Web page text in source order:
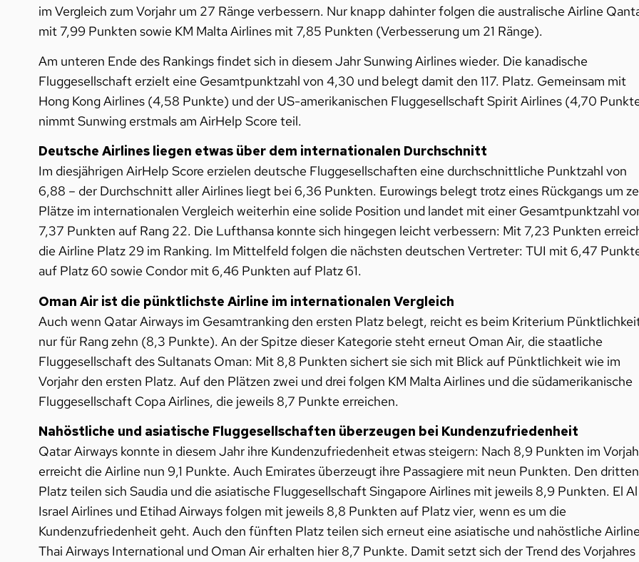
im Vergleich zum Vorjahr um 27 Ränge verbessern. Nur knapp dahinter folgen die australische Airline
mit 7,99 Punkten sowie KM Malta Airlines mit 7,85 Punkten (Verbesserung um 21 Ränge).
Am unteren Ende des Rankings findet sich in diesem Jahr Sunwing Airlines wieder. Die kanadische
Fluggesellschaft erzielt eine Gesamtpunktzahl von 4,30 und belegt damit den 117. Platz. Gemeinsam mit
Hong Kong Airlines (4,58 Punkte) und der US-amerikanischen Fluggesellschaft Spirit Airlines (4,70
nimmt Sunwing erstmals am AirHelp Score teil.
Deutsche Airlines liegen etwas über dem internationalen Durchschnitt
Im diesjährigen AirHelp Score erzielen deutsche Fluggesellschaften eine durchschnittliche Punktzahl von
6,88 – der Durchschnitt aller Airlines liegt bei 6,36 Punkten. Eurowings belegt trotz eines Rückgangs um
Plätze im internationalen Vergleich weiterhin eine solide Position und landet mit einer Gesamtpunktzahl
7,37 Punkten auf Rang 22. Die Lufthansa konnte sich hingegen leicht verbessern: Mit 7,23 Punkten
die Airline Platz 29 im Ranking. Im Mittelfeld folgen die nächsten deutschen Vertreter: TUI mit 6,47
auf Platz 60 sowie Condor mit 6,46 Punkten auf Platz 61.
Oman Air ist die pünktlichste Airline im internationalen Vergleich
Auch wenn Qatar Airways im Gesamtranking den ersten Platz belegt, reicht es beim Kriterium
nur für Rang zehn (8,3 Punkte). An der Spitze dieser Kategorie steht erneut Oman Air, die staatliche
Fluggesellschaft des Sultanats Oman: Mit 8,8 Punkten sichert sie sich mit Blick auf Pünktlichkeit wie im
Vorjahr den ersten Platz. Auf den Plätzen zwei und drei folgen KM Malta Airlines und die südamerikanische
Fluggesellschaft Copa Airlines, die jeweils 8,7 Punkte erreichen.
Nahöstliche und asiatische Fluggesellschaften überzeugen bei Kundenzufriedenheit
Qatar Airways konnte in diesem Jahr ihre Kundenzufriedenheit etwas steigern: Nach 8,9 Punkten im
erreicht die Airline nun 9,1 Punkte. Auch Emirates überzeugt ihre Passagiere mit neun Punkten. Den dritten
Platz teilen sich Saudia und die asiatische Fluggesellschaft Singapore Airlines mit jeweils 8,9 Punkten. El Al
Israel Airlines und Etihad Airways folgen mit jeweils 8,8 Punkten auf Platz vier, wenn es um die
Kundenzufriedenheit geht. Auch den fünften Platz teilen sich erneut eine asiatische und nahöstliche
Thai Airways International und Oman Air erhalten hier 8,7 Punkte. Damit setzt sich der Trend des Vorjahres